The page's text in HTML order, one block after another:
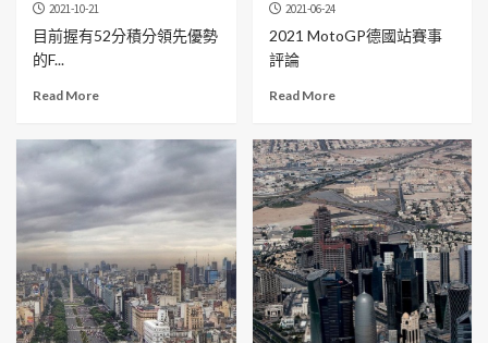
2021-10-21
目前握有52分積分領先優勢
的F...
Read More
2021-06-24
2021 MotoGP德國站賽事
評論
Read More